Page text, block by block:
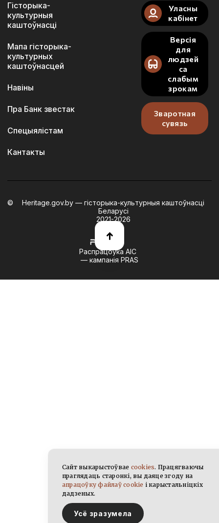
Гісторыка-
культурныя
каштоўнасці
Мапа гісторыка-
культурных
каштоўнасцей
Навіны
Пра Банк звестак
Спецыялістам
Кантакты
Уласны
кабінет
Версія
для
людзей
са
слабым
зрокам
Зваротная
сувязь
Heritage.gov.by — гісторыка-культурныя каштоўнасці
Беларусі
2021-2026
Распрацоўка АІС
— кампанія PRAS
Сайт выкарыстоўвае cookies. Працягваючы
праглядаць старонкі, вы даяце згоду на
апрацоўку файлаў cookie і карыстальніцкіх
дадзеных.
Усё зразумела